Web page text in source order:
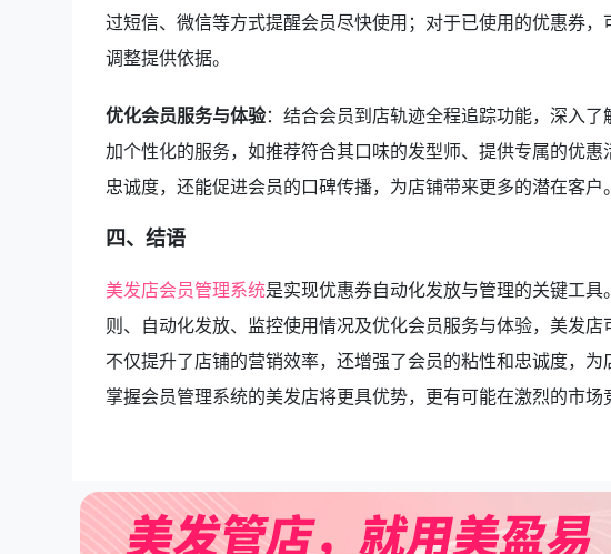
过短信、微信等方式提醒会员尽快使用；对于已使用的优惠券
调整提供依据。
优化会员服务与体验：结合会员到店轨迹全程追踪功能，深入
加个性化的服务，如推荐符合其口味的发型师、提供专属的优
忠诚度，还能促进会员的口碑传播，为店铺带来更多的潜在客户。
四、结语
美发店会员管理系统是实现优惠券自动化发放与管理的关键工
则、自动化发放、监控使用情况及优化会员服务与体验，美发
不仅提升了店铺的营销效率，还增强了会员的粘性和忠诚度，
掌握会员管理系统的美发店将更具优势，更有可能在激烈的市场